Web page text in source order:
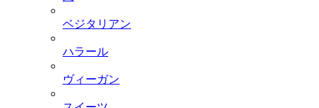
ベジタリアン
ハラール
ヴィーガン